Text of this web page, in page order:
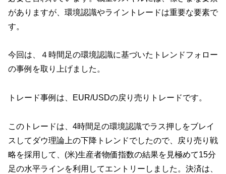
がありますが、環境認識やライントレードは重要な要素で
す。
今回は、４時間足の環境認識に基づいたトレンドフォロー
の事例を取り上げました。
トレード事例は、EUR/USDの戻り売りトレードです。
このトレードは、4時間足の環境認識でラス押しをブレイ
スしてダウ理論上の下降トレンドでしたので、戻り売り戦
略を採用して、(米)生産者物価指数の結果を見極めて15分
足の水平ラインを利用してエントリーしました。決済は、